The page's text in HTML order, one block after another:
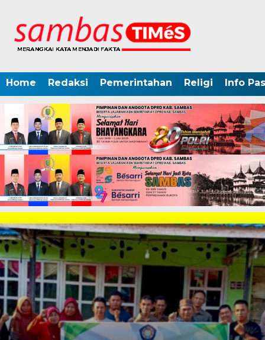
Home Redaksi Pemerintahan Religi Info